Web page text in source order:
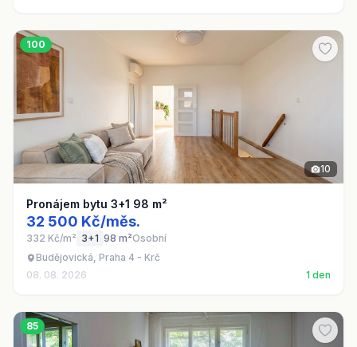
100
10
Pronájem bytu 3+1 98 m²
32 500 Kč/měs.
332 Kč/m² 3+1 98 m²Osobní
Budějovická, Praha 4 - Krč
08. 08. 2026
1 den
85